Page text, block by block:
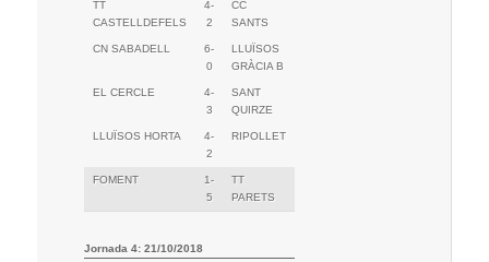
TT
CASTELLDEFELS
4-
2
CC
SANTS
CN SABADELL
6-
0
LLUÏSOS
GRÀCIA B
EL CERCLE
4-
3
SANT
QUIRZE
LLUÏSOS HORTA
4-
2
RIPOLLET
FOMENT
1-
5
TT
PARETS
Jornada 4: 21/10/2018